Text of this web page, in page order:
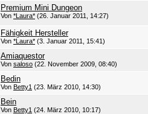
Premium Mini Dungeon
Von *Laura* (26. Januar 2011, 14:27)
Fähigkeit Hersteller
Von *Laura* (3. Januar 2011, 15:41)
Amiaquestor
Von saloso (22. November 2009, 08:40)
Bedin
Von Betty1 (23. März 2010, 14:30)
Bein
Von Betty1 (24. März 2010, 10:17)